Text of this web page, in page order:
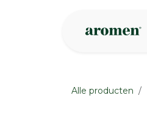
Alle producten